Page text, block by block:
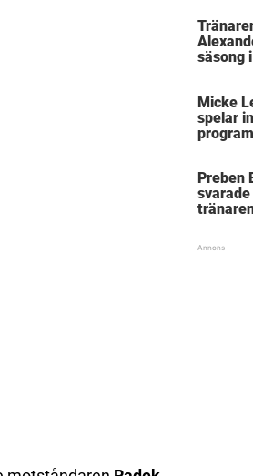
säsong
Micke
spelar
Preben